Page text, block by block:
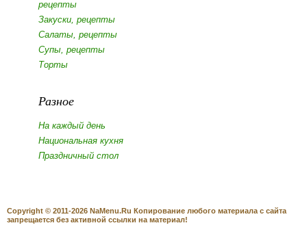
рецепты
Закуски, рецепты
Салаты, рецепты
Супы, рецепты
Торты
Разное
На каждый день
Национальная кухня
Праздничный стол
Copyright © 2011-2026 NaMenu.Ru Копирование любого материала с сайта
запрещается без активной ссылки на материал!